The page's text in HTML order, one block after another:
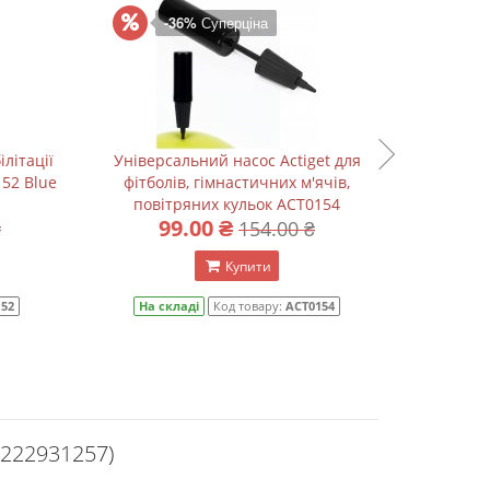
Blue
-36% Суперціна
Універсальний насос Actiget для
фітболів, гімнастичних м'ячів,
повітряних кульок ACT0154
99.00 ₴ 154.00 ₴
Купити
На складі Код товару: ACT0154